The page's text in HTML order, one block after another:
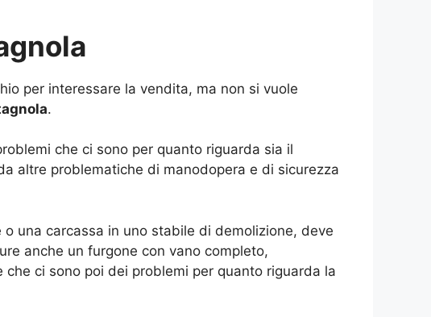
per interessare la vendita, ma non si vuole
.
che ci sono per quanto riguarda sia il
altre problematiche di manodopera e di sicurezza
una carcassa in uno stabile di demolizione, deve
anche un furgone con vano completo,
ci sono poi dei problemi per quanto riguarda la